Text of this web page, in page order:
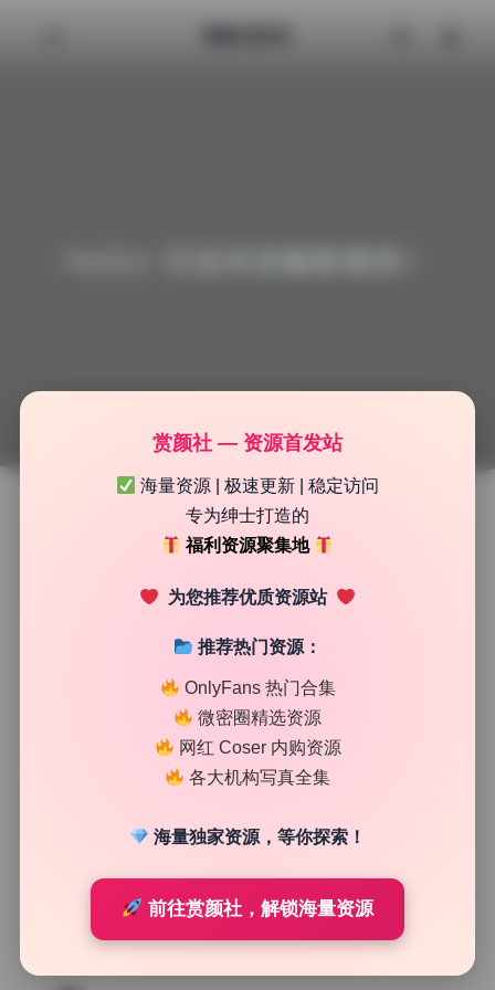
黑龙贯通 22期写真合集2.3G高清无水印资源打包下载
赏颜社 — 资源首发站
海量资源 | 极速更新 | 稳定访问
专为绅士打造的
福利资源聚集地
为您推荐优质资源站
推荐热门资源：
OnlyFans 热门合集
微密圈精选资源
网红 Coser 内购资源
各大机构写真全集
海量独家资源，等你探索！
前往赏颜社，解锁海量资源